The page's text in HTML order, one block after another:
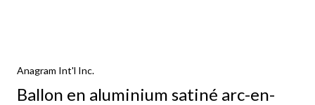
Anagram Int'l Inc.
Ballon en aluminium satiné arc-en-